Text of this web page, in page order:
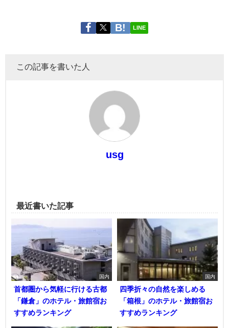
LINE
この記事を書いた人
usg
最近書いた記事
国内
首都圏から気軽に行ける古都
「鎌倉」のホテル・旅館宿お
すすめランキング
国内
四季折々の自然を楽しめる
「箱根」のホテル・旅館宿お
すすめランキング